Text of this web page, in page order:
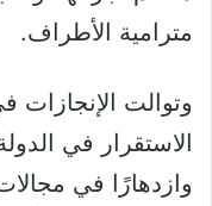
مترامية الأطراف.
وتوالت الإنجازات
الاستقرار في
وازدهارًا في